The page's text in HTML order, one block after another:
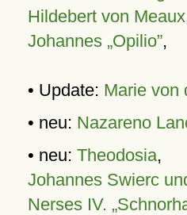
Hildebert von Meaux
Johannes „Opilio”,
• Update: Marie von
• neu: Nazareno
• neu: Theodosia,
Johannes Swierc
Nerses IV.